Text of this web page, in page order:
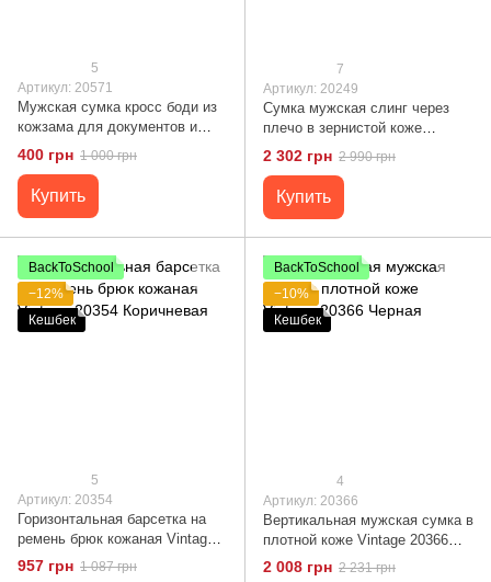
5
Артикул: 20571
Мужская сумка кросс боди из
кожзама для документов и
города Vintage 20571 Черная
400 грн 1 000 грн
Купить
7
Артикул: 20249
Сумка мужская слинг через
плечо в зернистой коже
Vintage 20249 Черная
2 302 грн 2 990 грн
Купить
BackToSchool
−12%
Кешбек
5
Артикул: 20354
Горизонтальная барсетка на
ремень брюк кожаная Vintage
20354 Коричневая
957 грн 1 087 грн
BackToSchool
−10%
Кешбек
4
Артикул: 20366
Вертикальная мужская сумка в
плотной коже Vintage 20366
Черная
2 008 грн 2 231 грн